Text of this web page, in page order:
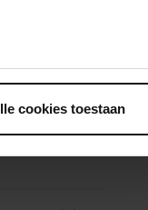
cookies toestaan